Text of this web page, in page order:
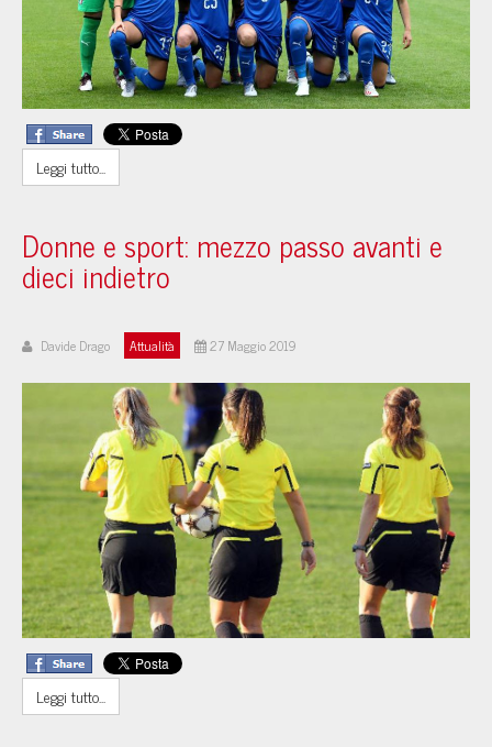
Leggi tutto...
Donne e sport: mezzo passo avanti e
dieci indietro
Davide Drago Attualità 27 Maggio 2019
Leggi tutto...